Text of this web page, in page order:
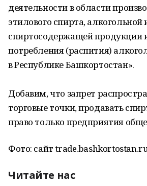
деятельности в области
этилового спирта, алкогольной
спиртосодержащей продукции
потребления (распития)
в Республике Башкортостан».
Добавим, что запрет
торговые точки, продавать
право только предприятия
Фото: сайт
Читайте нас